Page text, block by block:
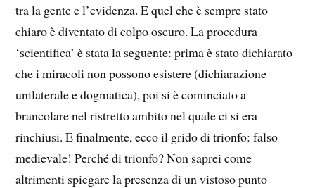
tra la gente e l’evidenza. E quel che è sempre stato
chiaro è diventato di colpo oscuro. La procedura
‘scientifica’ è stata la seguente: prima è stato dichiarato
che i miracoli non possono esistere (dichiarazione
unilaterale e dogmatica), poi si è cominciato a
brancolare nel ristretto ambito nel quale ci si era
rinchiusi. E finalmente, ecco il grido di trionfo: falso
medievale! Perché di trionfo? Non saprei come
altrimenti spiegare la presenza di un vistoso punto